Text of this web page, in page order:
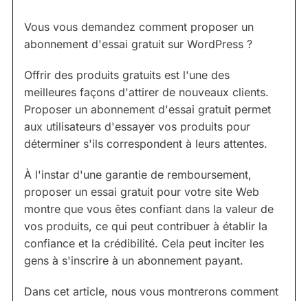
Vous vous demandez comment proposer un
abonnement d'essai gratuit sur WordPress ?
Offrir des produits gratuits est l'une des
meilleures façons d'attirer de nouveaux clients.
Proposer un abonnement d'essai gratuit permet
aux utilisateurs d'essayer vos produits pour
déterminer s'ils correspondent à leurs attentes.
À l'instar d'une garantie de remboursement,
proposer un essai gratuit pour votre site Web
montre que vous êtes confiant dans la valeur de
vos produits, ce qui peut contribuer à établir la
confiance et la crédibilité. Cela peut inciter les
gens à s'inscrire à un abonnement payant.
Dans cet article, nous vous montrerons comment